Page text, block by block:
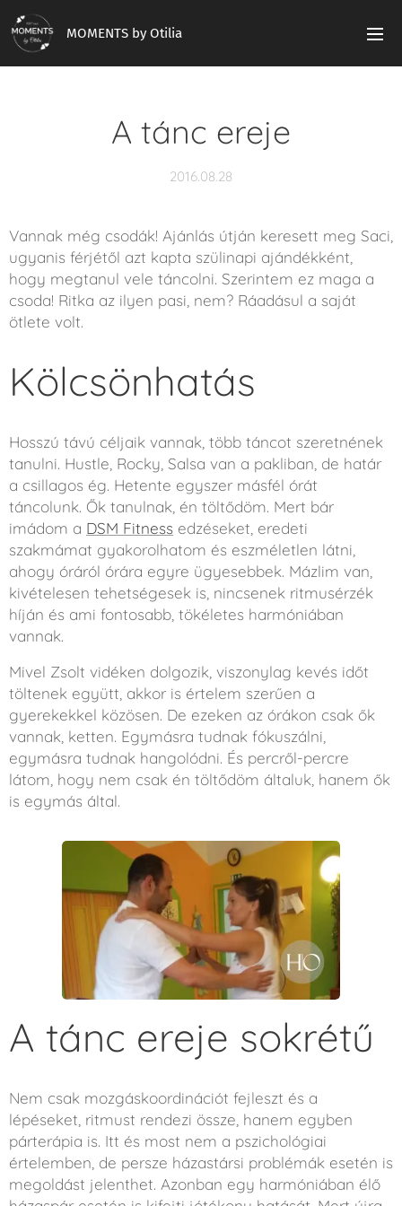
MOMENTS by Otilia
A tánc ereje
2016.08.28
Vannak még csodák! Ajánlás útján keresett meg Saci,
ugyanis férjétől azt kapta szülinapi ajándékként,
hogy megtanul vele táncolni. Szerintem ez maga a
csoda! Ritka az ilyen pasi, nem? Ráadásul a saját
ötlete volt.
Kölcsönhatás
Hosszú távú céljaik vannak, több táncot szeretnének
tanulni. Hustle, Rocky, Salsa van a pakliban, de határ
a csillagos ég. Hetente egyszer másfél órát
táncolunk. Ők tanulnak, én töltődöm. Mert bár
imádom a DSM Fitness edzéseket, eredeti
szakmámat gyakorolhatom és eszméletlen látni,
ahogy óráról órára egyre ügyesebbek. Mázlim van,
kivételesen tehetségesek is, nincsenek ritmusérzék
híján és ami fontosabb, tökéletes harmóniában
vannak.
Mivel Zsolt vidéken dolgozik, viszonylag kevés időt
töltenek együtt, akkor is értelem szerűen a
gyerekekkel közösen. De ezeken az órákon csak ők
vannak, ketten. Egymásra tudnak fókuszálni,
egymásra tudnak hangolódni. És percről-percre
látom, hogy nem csak én töltődöm általuk, hanem ők
is egymás által.
A tánc ereje sokrétű
Nem csak mozgáskoordinációt fejleszt és a
lépéseket, ritmust rendezi össze, hanem egyben
párterápia is. Itt és most nem a pszichológiai
értelemben, de persze házastársi problémák esetén is
megoldást jelenthet. Azonban egy harmóniában élő